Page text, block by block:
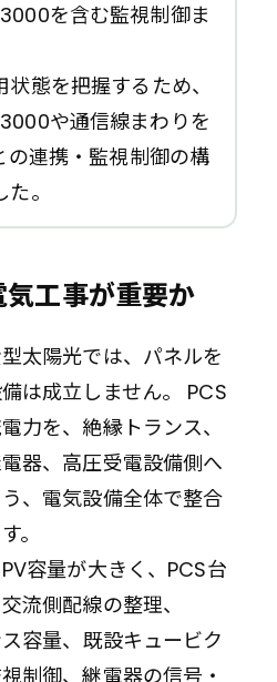
を含む監視制御ま
態を把握するため、
や通信線まわりを
の連携・監視制御の構
。
工事が重要か
太陽光では、パネルを
は成立しません。 PCS
力を、絶縁トランス、
器、高圧受電設備側へ
、電気設備全体で整合
。
容量が大きく、PCS台
流側配線の整理、
容量、既設キュービク
制御、継電器の信号・